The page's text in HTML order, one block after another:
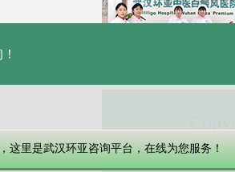
本网站信
这里是武汉环亚咨询平台，在线为您服务！